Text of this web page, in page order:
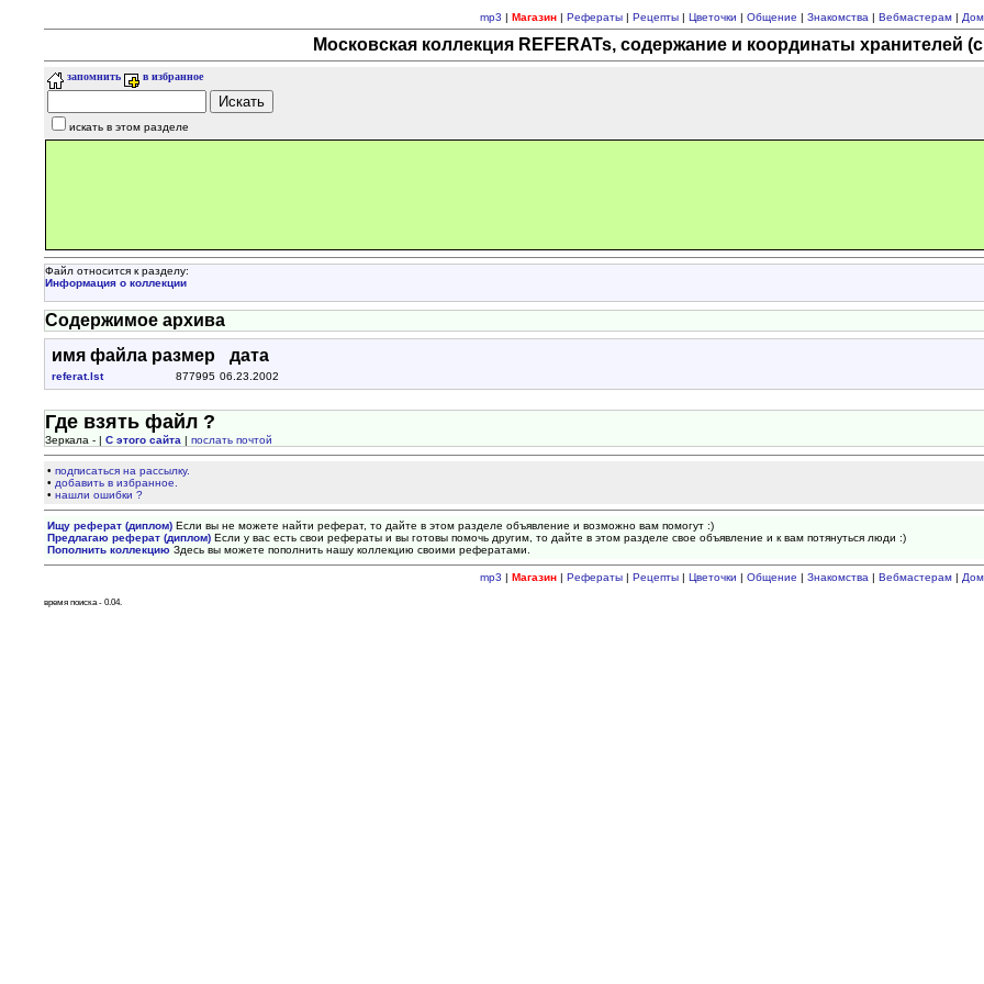
mp3 | Магазин| Рефераты| Рецепты| Цветочки | Общение | Знакомства | Вебмастерам|
Московская коллекция REFERATs, содержание и координаты хранителей
запомнить в избранное
искать в этом разделе
Файл относится к разделу:
Информация о коллекции
Содержимое архива
имя файла размер дата
referat.lst 877995 06.23.2002
Где взять файл ?
Зеркала - |С этого сайта |послать почтой
•подписаться на рассылку.
• добавить в избранное.
•нашли ошибки ?
Ищу реферат (диплом) Если вы не можете найти реферат, то дайте в этом разделе объявление и возможно вам помогут :)
Предлагаю реферат (диплом) Если у вас есть свои рефераты и вы готовы помочь другим, то дайте в этом разделе свое объявление и к вам потянуться люди :)
Пополнить коллекцию Здесь вы можете пополнить нашу коллекцию своими рефератами.
mp3 | Магазин| Рефераты| Рецепты| Цветочки | Общение | Знакомства | Вебмастерам|
время поиска - 0.04.